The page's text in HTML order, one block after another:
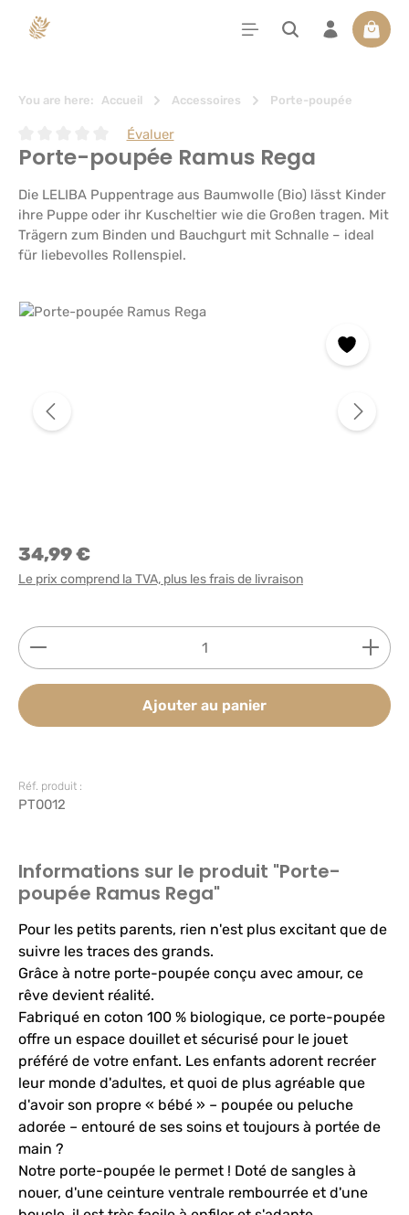
principal Le
You are here: Accueil Accessoires Porte-poupée
Note moyenne de 0 sur 5 étoiles
Évaluer
Porte-poupée Ramus Rega
Die LELIBA Puppentrage aus Baumwolle (Bio) lässt Kinder
ihre Puppe oder ihr Kuscheltier wie die Großen tragen. Mit
Trägern zum Binden und Bauchgurt mit Schnalle – ideal
für liebevolles Rollenspiel.
Ignorer la galerie d'images
34,99 €
Le prix comprend la TVA, plus les frais de livraison
Quantité de produit : Entrez la quantité
Ajouter au panier
Réf. produit :
PT0012
Informations sur le produit "Porte-
poupée Ramus Rega"
Pour les petits parents, rien n'est plus excitant que de
suivre les traces des grands.
Grâce à notre porte-poupée conçu avec amour, ce
rêve devient réalité.
Fabriqué en coton 100 % biologique, ce porte-poupée
offre un espace douillet et sécurisé pour le jouet
préféré de votre enfant. Les enfants adorent recréer
leur monde d'adultes, et quoi de plus agréable que
d'avoir son propre « bébé » – poupée ou peluche
adorée – entouré de ses soins et toujours à portée de
main ?
Notre porte-poupée le permet ! Doté de sangles à
nouer, d'une ceinture ventrale rembourrée et d'une